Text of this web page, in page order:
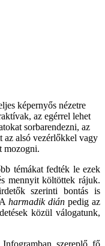
képernyős nézetre
az egérrel lehet
sorbarendezni, az
az alsó vezérlőkkel vagy
mozogni.
témákat fedték le ezek
mennyit költöttek rájuk.
szerinti bontás is
harmadik dián pedig az
közül válogatunk,
szereplő fő